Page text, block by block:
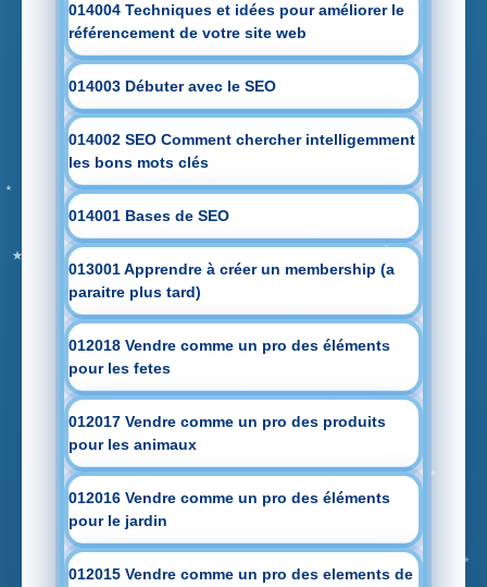
014004 Techniques et idées pour améliorer le
référencement de votre site web
014003 Débuter avec le SEO
014002 SEO Comment chercher intelligemment
les bons mots clés
014001 Bases de SEO
013001 Apprendre à créer un membership (a
paraitre plus tard)
012018 Vendre comme un pro des éléments
pour les fetes
012017 Vendre comme un pro des produits
pour les animaux
012016 Vendre comme un pro des éléments
pour le jardin
012015 Vendre comme un pro des elements de